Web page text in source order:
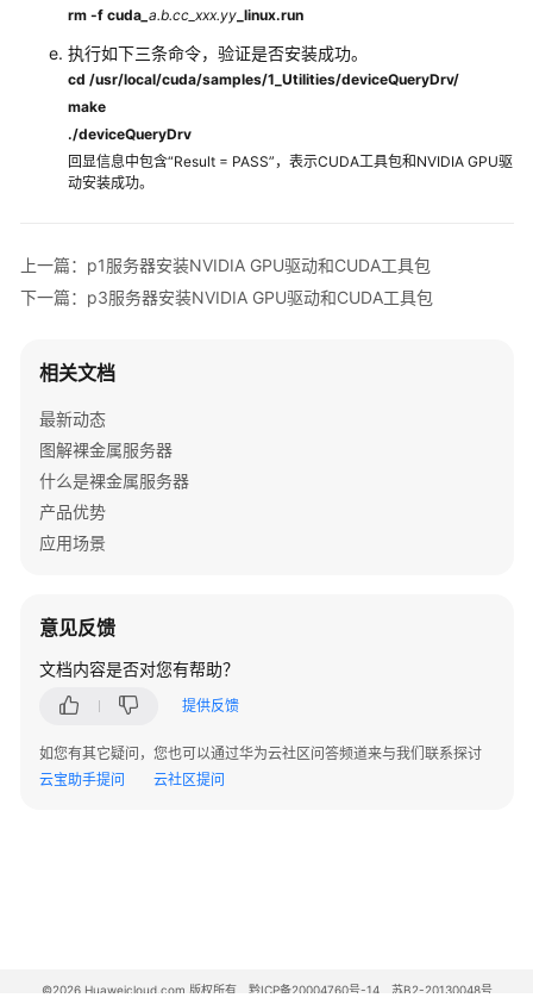
理
与
密
资
与
标
签
用
CES
监
用
CTS
计
BMS
镜
rm -f cuda a.b.cc_xxx.yy _linux.run
执行如下三条命令，验证是否安装成功。
cd /usr/local/cuda/samples/1_Utilities/deviceQueryDrv/
make
./deviceQueryDrv
回显信息中包含“Result = PASS”，表示CUDA工具包和NVIDIA GPU驱
动安装成功。
上一篇：p1服务器安装NVIDIA GPU驱动和CUDA工具包
下一篇：p3服务器安装NVIDIA GPU驱动和CUDA工具包
相关文档
最新动态
图解裸金属服务器
什么是裸金属服务器
产品优势
应用场景
意见反馈
文档内容是否对您有帮助？
提供反馈
如您有其它疑问，您也可以通过华为云社区问答频道来与我们联系探讨
云宝助手提问
云社区提问
©2026 Huaweicloud.com 版权所有 黔ICP备20004760号-14
苏B2-20130048号